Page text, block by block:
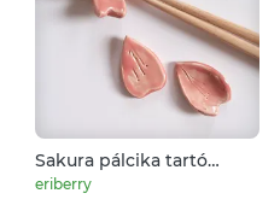
Sakura pálcika tartó
kerámia cseresznyevirág
eriberry